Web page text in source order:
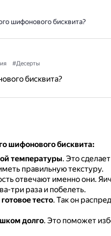
шифонового бисквита?
#Десерты
бисквита?
шифонового бисквита:
температуры. Это
правильную текстуру.
отвечают именно они.
три раза и побелеть.
тесто. Так он
долго. Это поможет